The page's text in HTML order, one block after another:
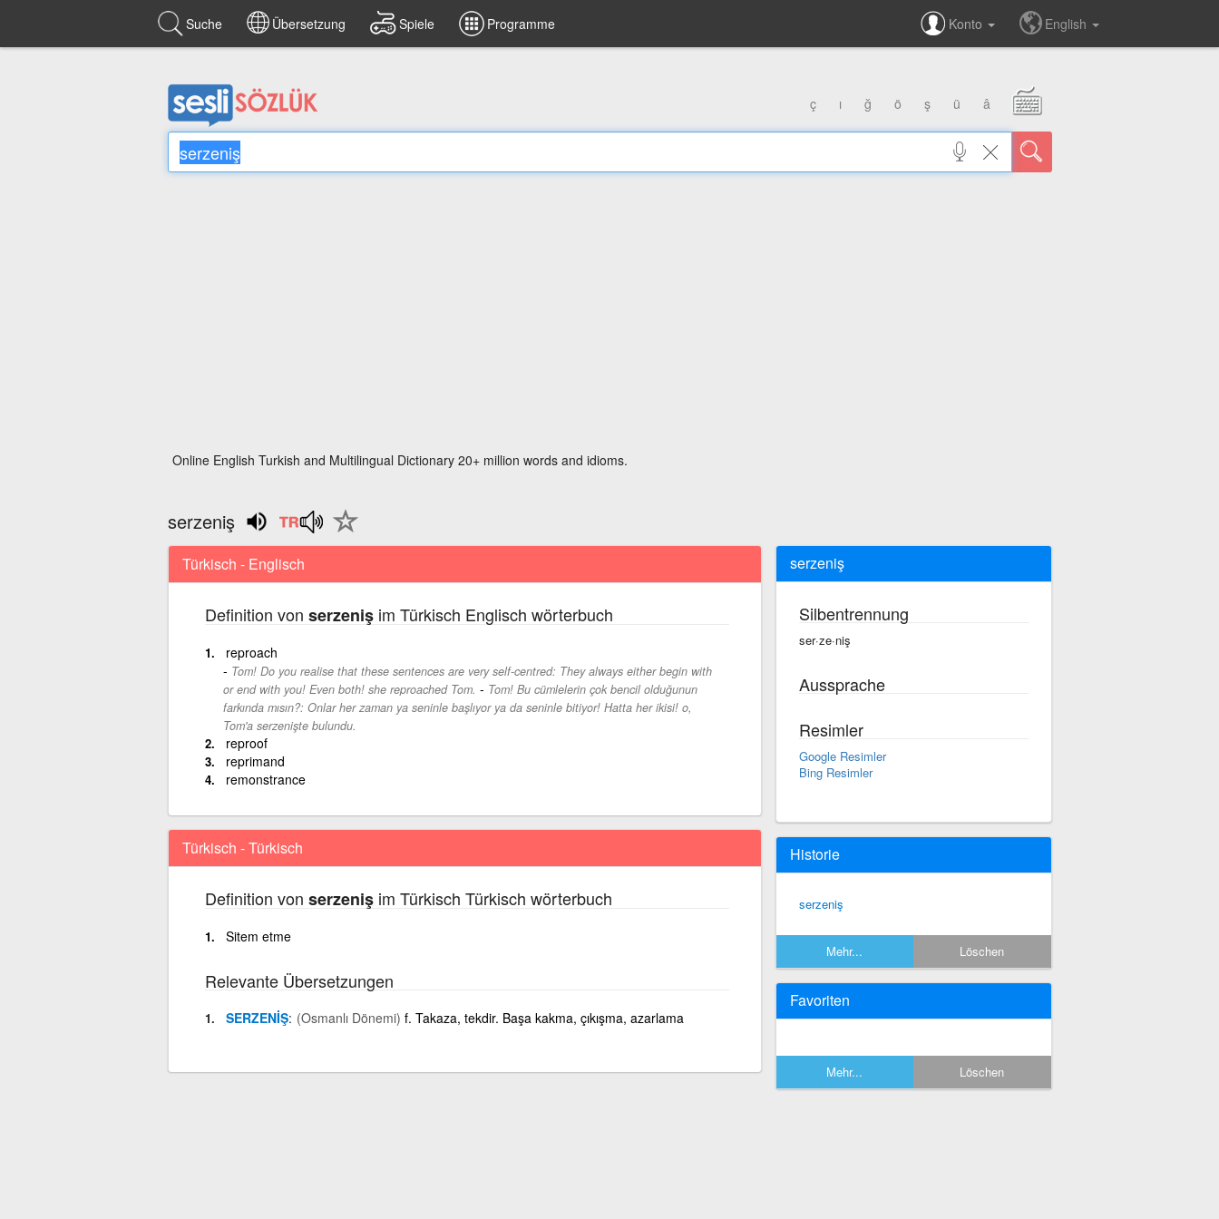
Suche Übersetzung Spiele Programme Konto English
ç ı ğ ö ş ü â
Online English Turkish and Multilingual Dictionary 20+ million words and idioms.
serzeniş
Türkisch - Englisch
Definition von serzenişim Türkisch Englisch wörterbuch
reproach
Tom! Do you realise that these sentences are very self-centred: They always either begin with
or end with you! Even both! she reproached Tom. - Tom! Bu cümlelerin çok bencil olduğunun
farkında mısın?: Onlar her zaman ya seninle başlıyor ya da seninle bitiyor! Hatta her ikisi! o,
Tom'a serzenişte bulundu.
reproof
reprimand
remonstrance
Türkisch - Türkisch
Definition von serzenişim Türkisch Türkisch wörterbuch
Sitem etme
Relevante Übersetzungen
SERZENİŞ (Osmanlı Dönemi) f. Takaza, tekdir. Başa kakma, çıkışma, azarlama
serzeniş
Silbentrennung
ser·ze·niş
Aussprache
Resimler
Google Resimler
Bing Resimler
Historie
serzeniş
Mehr... Löschen
Favoriten
Mehr... Löschen